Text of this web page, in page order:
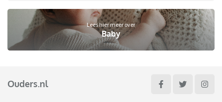
Lees hier meer over
Baby
Ouders.nl